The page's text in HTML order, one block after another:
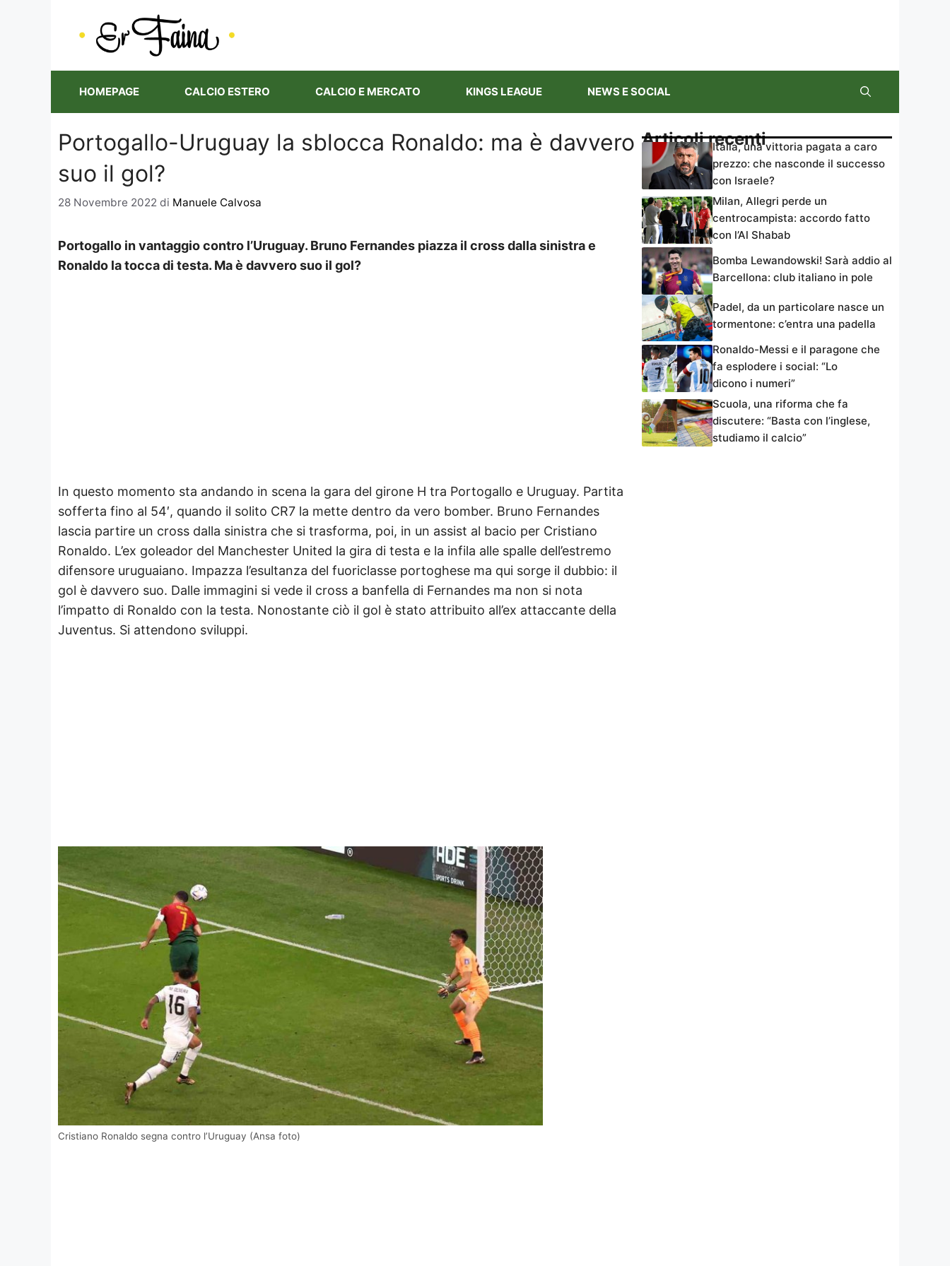
HOMEPAGE CALCIO ESTERO CALCIO E MERCATO KINGS LEAGUE NEWS E SOCIAL
Portogallo-Uruguay la sblocca Ronaldo: ma è davvero
suo il gol?
28 Novembre 2022 di Manuele Calvosa
Portogallo in vantaggio contro l’Uruguay. Bruno Fernandes piazza il cross dalla sinistra e
Ronaldo la tocca di testa. Ma è davvero suo il gol?
In questo momento sta andando in scena la gara del girone H tra Portogallo e Uruguay. Partita
sofferta fino al 54′, quando il solito CR7 la mette dentro da vero bomber. Bruno Fernandes
lascia partire un cross dalla sinistra che si trasforma, poi, in un assist al bacio per Cristiano
Ronaldo. L’ex goleador del Manchester United la gira di testa e la infila alle spalle dell’estremo
difensore uruguaiano. Impazza l’esultanza del fuoriclasse portoghese ma qui sorge il dubbio: il
gol è davvero suo. Dalle immagini si vede il cross a banfella di Fernandes ma non si nota
l’impatto di Ronaldo con la testa. Nonostante ciò il gol è stato attribuito all’ex attaccante della
Juventus. Si attendono sviluppi.
Cristiano Ronaldo segna contro l’Uruguay (Ansa foto)
Articoli recentiItalia, una vittoria pagata a caro
prezzo: che nasconde il successo
con Israele?
Milan, Allegri perde un
centrocampista: accordo fatto
con l’Al Shabab
Bomba Lewandowski! Sarà addio al
Barcellona: club italiano in pole
Padel, da un particolare nasce un
tormentone: c’entra una padella
Ronaldo-Messi e il paragone che
fa esplodere i social: “Lo
dicono i numeri”
Scuola, una riforma che fa
discutere: “Basta con l’inglese,
studiamo il calcio”